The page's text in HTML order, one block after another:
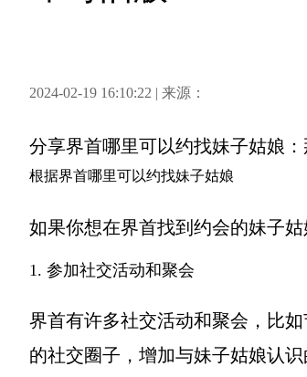
2024-02-19 16:10:22 | 来源：
分享界首哪里可以约找妹子姑娘
根据界首哪里可以约找妹子姑娘
如果你想在界首找到约会的妹子姑
1. 参加社交活动和聚会
界首有许多社交活动和聚会，比
的社交圈子，增加与妹子姑娘认